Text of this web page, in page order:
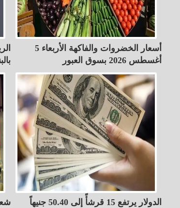
أسعار الخضروات والفاكهة الأربعاء 5
أغسطس 2026 بسوق العبور
الدولار يرتفع 15 قرشأً إلى 50.40 جنيهاً